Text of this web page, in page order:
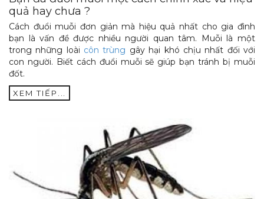
quả hay chưa ?
Cách đuổi muỗi đơn giản mà hiệu quả nhất cho gia đình
bạn là vấn đề được nhiều người quan tâm. Muỗi là một
trong những loài côn trùng gây hại khó chịu nhất đối với
con người. Biết cách đuổi muỗi sẽ giúp bạn tránh bị muỗi
đốt.
XEM TIẾP...